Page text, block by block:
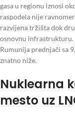
gasa u regionu iznosi
raspodela nije
razvijena tržišta dok
osnovnu infrastrukturu.
Rumunija prednjači sa
znatno niže.
Nuklearna
mesto uz